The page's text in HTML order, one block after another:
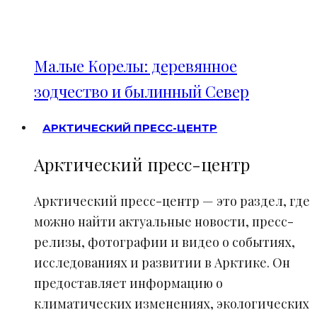
Малые Корелы: деревянное
зодчество и былинный Север
АРКТИЧЕСКИЙ ПРЕСС-ЦЕНТР
Арктический пресс-центр
Арктический пресс-центр — это раздел, где
можно найти актуальные новости, пресс-
релизы, фотографии и видео о событиях,
исследованиях и развитии в Арктике. Он
предоставляет информацию о
климатических изменениях, экологических